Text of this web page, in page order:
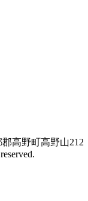
高野町高野山212